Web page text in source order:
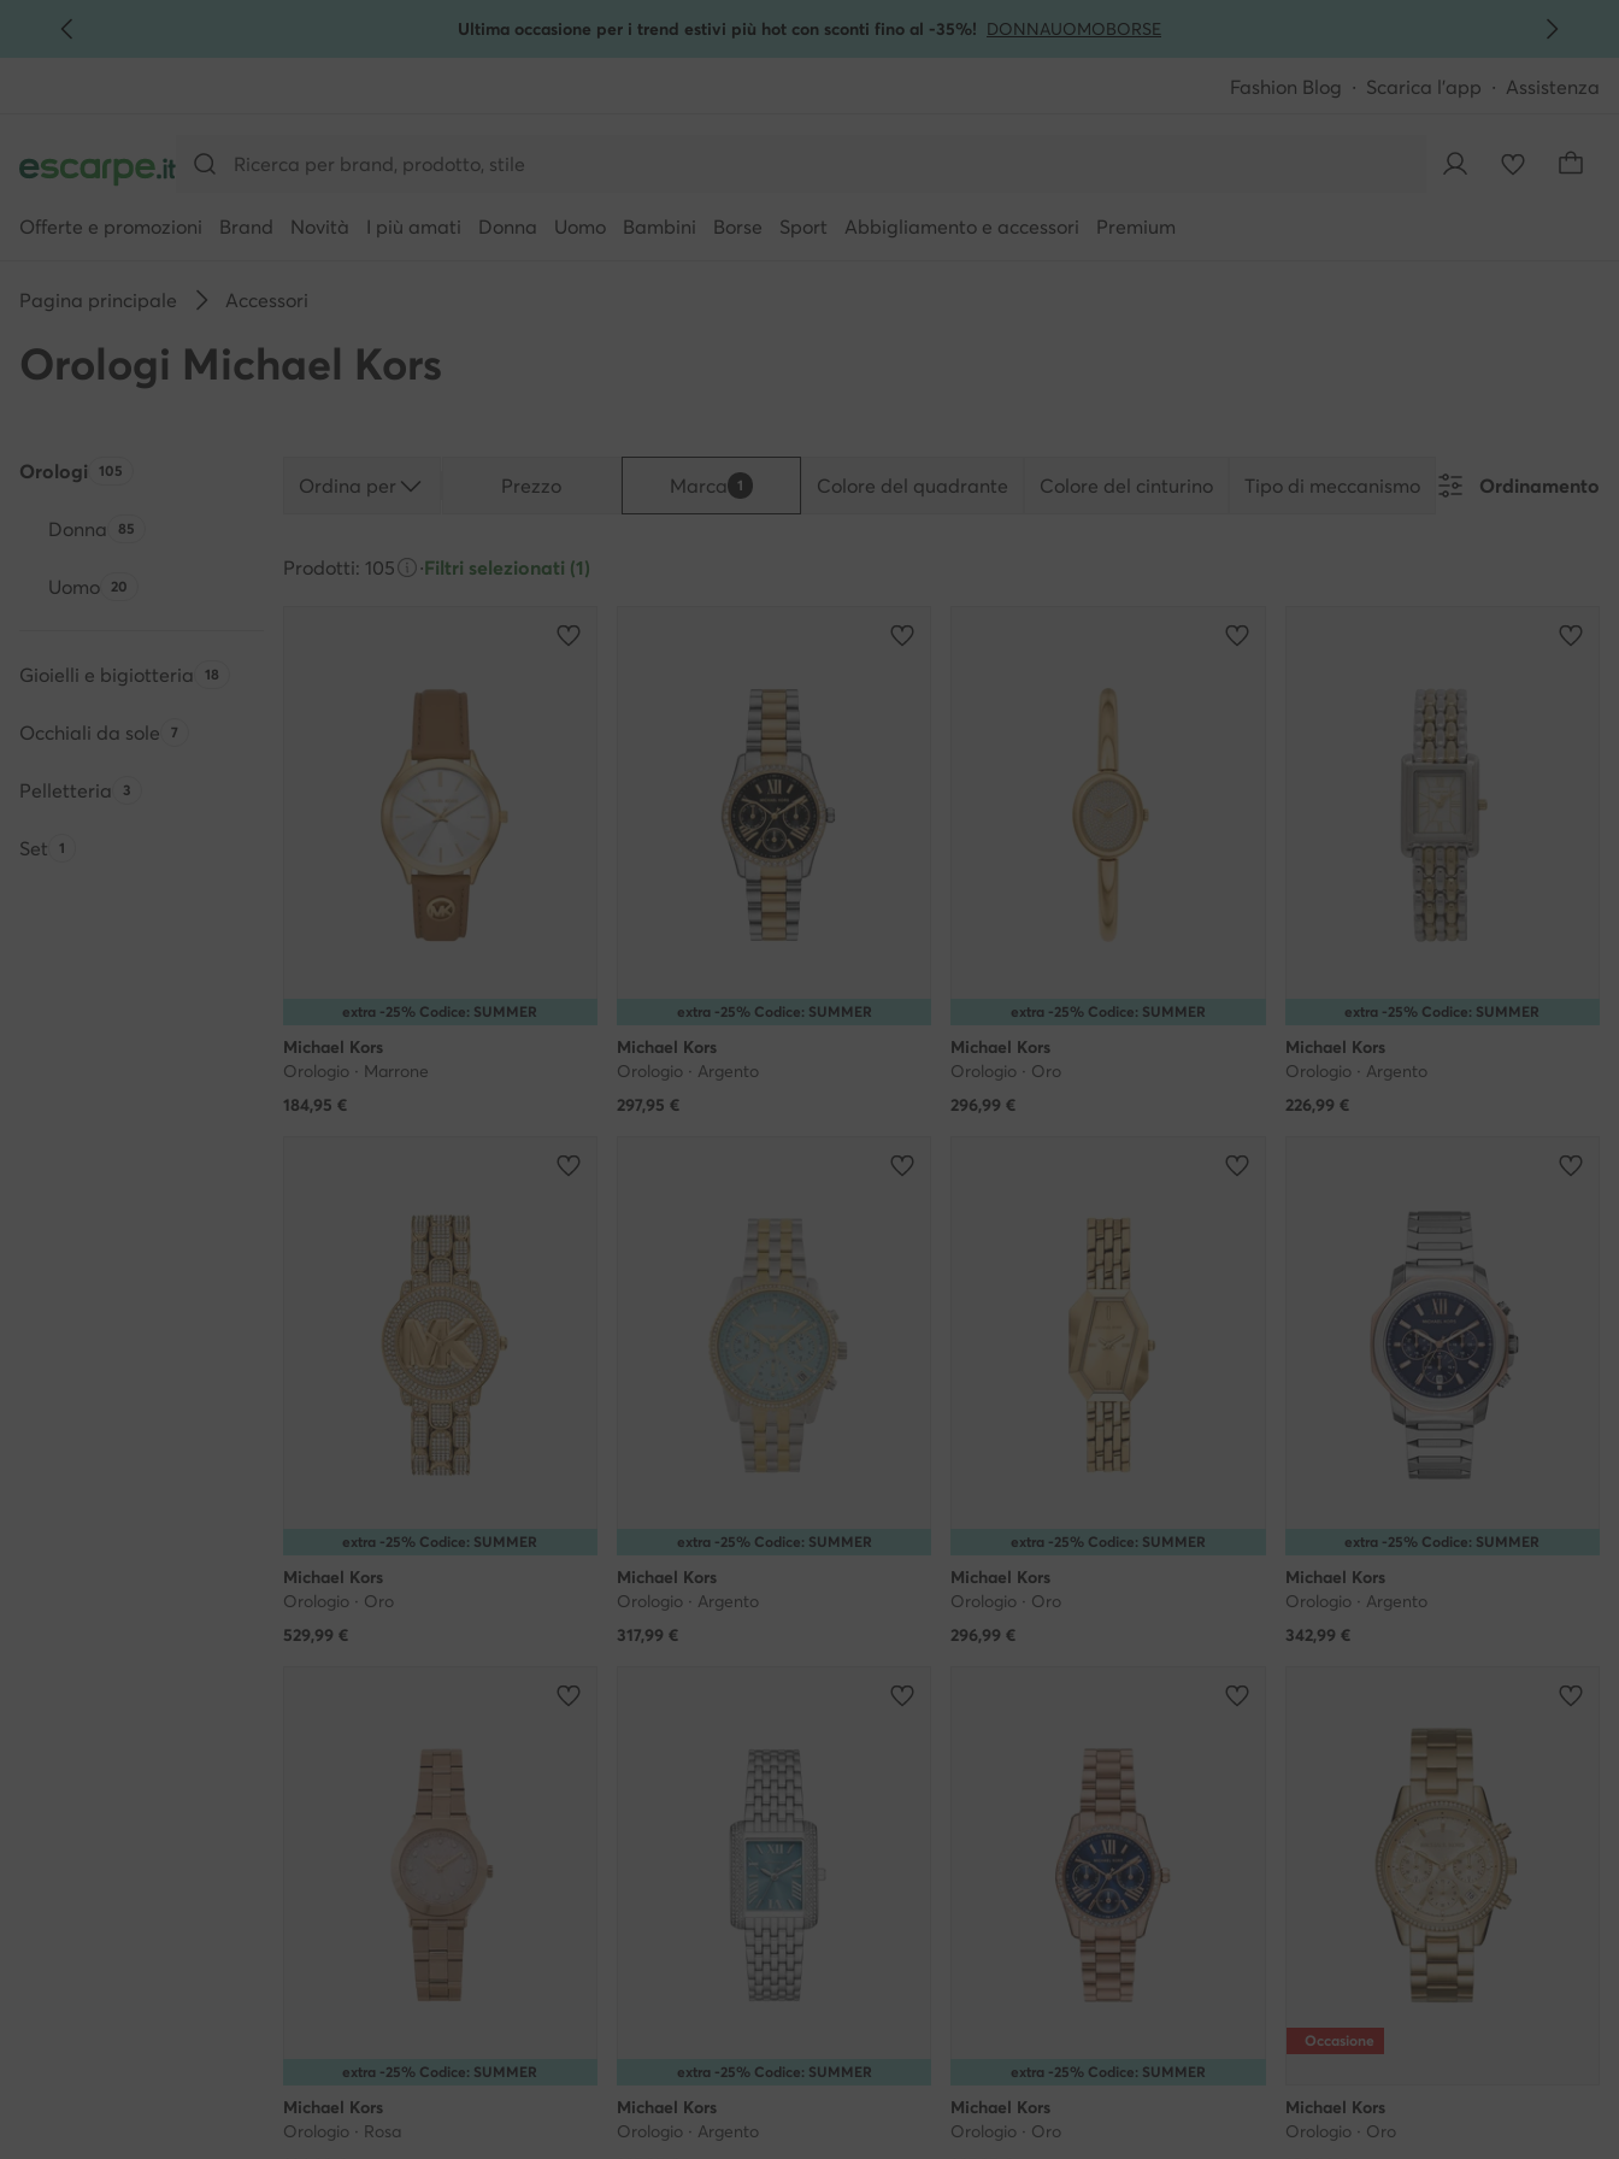
VAI AL CONTENUTO PRINCIPALE Ultima occasione per i trend estivi più hot con sconti fino al -35%! DONNAUOMOBORSE
Fashion Blog Scarica l'app Assistenza
Offerte e promozioni Brand Novità I più amati Donna Uomo Bambini Borse Sport Abbigliamento e accessori Premium
Pagina principale Accessori
Orologi Michael Kors
Orologi Quantità di prodotti:
105
Donna Quantità di prodotti:
85
UomoQuantità di prodotti:
20
Gioielli e bigiotteria Quantità di prodotti:
18
Occhiali da sole Quantità di prodotti:
7
Pelletteria Quantità di prodotti:
3
Set Quantità di prodotti:
1
Ordina per Prezzo Marca 1 Colore del quadrante Colore del cinturino Tipo di meccanismo Ordinamento
Prodotti: 105 ·Filtri selezionati (1)
extra -25% Codice: SUMMER
Michael Kors
Orologio · Marrone
184,95 €
extra -25% Codice: SUMMER
Michael Kors
Orologio · Argento
297,95 €
extra -25% Codice: SUMMER
Michael Kors
Orologio · Oro
296,99 €
extra -25% Codice: SUMMER
Michael Kors
Orologio · Argento
226,99 €
extra -25% Codice: SUMMER
Michael Kors
Orologio · Oro
529,99 €
extra -25% Codice: SUMMER
Michael Kors
Orologio · Argento
317,99 €
extra -25% Codice: SUMMER
Michael Kors
Orologio · Oro
296,99 €
extra -25% Codice: SUMMER
Michael Kors
Orologio · Argento
342,99 €
extra -25% Codice: SUMMER
Michael Kors
Orologio · Rosa
extra -25% Codice: SUMMER
Michael Kors
Orologio · Argento
extra -25% Codice: SUMMER
Michael Kors
Orologio · Oro
Occasione
Michael Kors
Orologio · Oro